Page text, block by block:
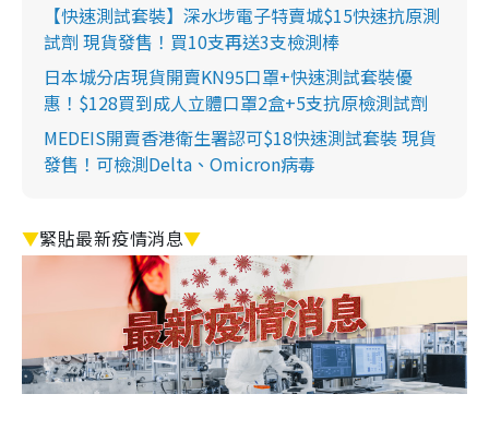
【快速測試套裝】深水埗電子特賣城$15快速抗原測
試劑 現貨發售！買10支再送3支檢測棒
日本城分店現貨開賣KN95口罩+快速測試套裝優
惠！$128買到成人立體口罩2盒+5支抗原檢測試劑
MEDEIS開賣香港衛生署認可$18快速測試套裝 現貨
發售！可檢測Delta、Omicron病毒
▼緊貼最新疫情消息▼